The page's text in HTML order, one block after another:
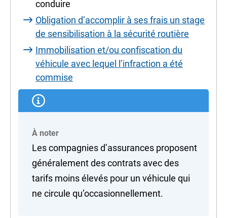
conduire
Obligation d’accomplir à ses frais un stage
de sensibilisation à la sécurité routière
Immobilisation et/ou confiscation du
véhicule avec lequel l’infraction a été
commise
À noter
Les compagnies d’assurances proposent
généralement des contrats avec des
tarifs moins élevés pour un véhicule qui
ne circule qu’occasionnellement.